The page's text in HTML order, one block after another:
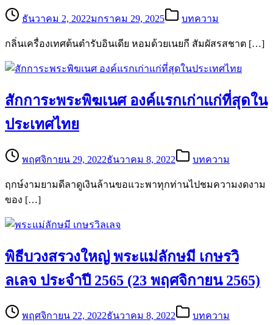
ธันวาคม 2, 2022มกราคม 29, 2025 บทความ
กลิ่นเครื่องเทศต้นตำรับอินเดีย หอมด้วยเนยกี สัมผัสรสชาต […]
สักการะพระพิฆเนศ องค์แรกเก่าแก่ที่สุดใน
ประเทศไทย
พฤศจิกายน 29, 2022ธันวาคม 8, 2022 บทความ
ฤกษ์งามยามดีลาดูเงินล้านขอแวะพาทุกท่านไปชมความงดงาม
ของ […]
พิธีบวงสรวงใหญ่ พระแม่ลักษมี เกษรวิ
ลเลจ ประจำปี 2565 (23 พฤศจิกายน 2565)
พฤศจิกายน 22, 2022ธันวาคม 8, 2022 บทความ